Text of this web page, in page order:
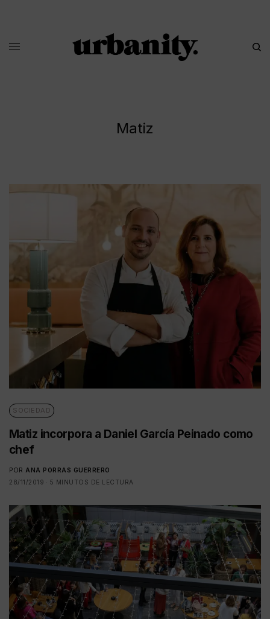
Matiz
SOCIEDAD
Matiz incorpora a Daniel García Peinado como
chef
POR ANA PORRAS GUERRERO
28/11/2019
5 MINUTOS DE LECTURA